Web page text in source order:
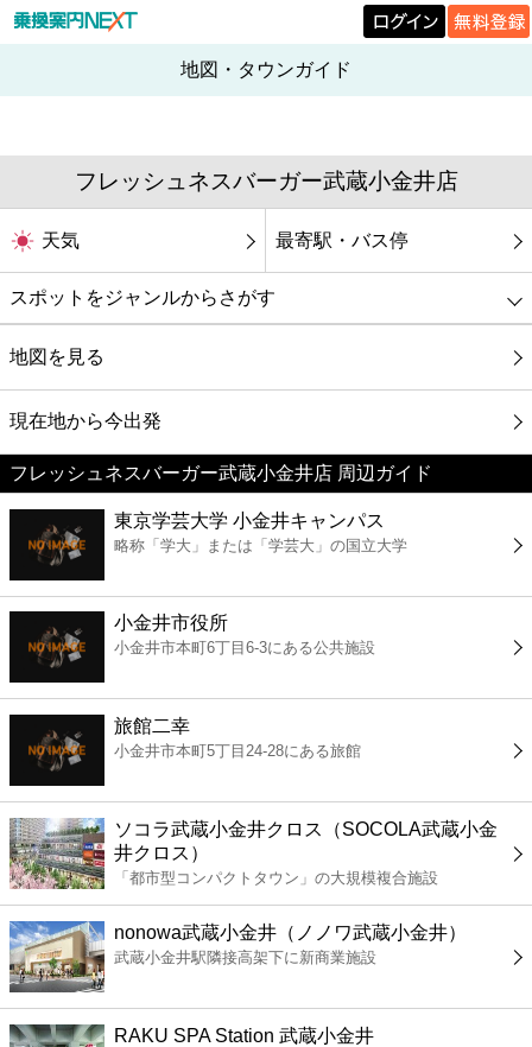
地図・タウンガイド
フレッシュネスバーガー武蔵小金井店
天気 最寄駅・バス停
スポットをジャンルからさがす
グルメ
映画
美容
コンビニ
薬局
スーパー
エンタメ
レジャー
書店
ファミレス
ファーストフード
地図を見る
現在地から今出発
フレッシュネスバーガー武蔵小金井店 周辺ガイド
東京学芸大学 小金井キャンパス
略称「学大」または「学芸大」の国立大学
小金井市役所
小金井市本町6丁目6-3にある公共施設
旅館二幸
小金井市本町5丁目24-28にある旅館
ソコラ武蔵小金井クロス（SOCOLA武蔵小金
井クロス）
「都市型コンパクトタウン」の大規模複合施設
nonowa武蔵小金井（ノノワ武蔵小金井）
武蔵小金井駅隣接高架下に新商業施設
RAKU SPA Station 武蔵小金井